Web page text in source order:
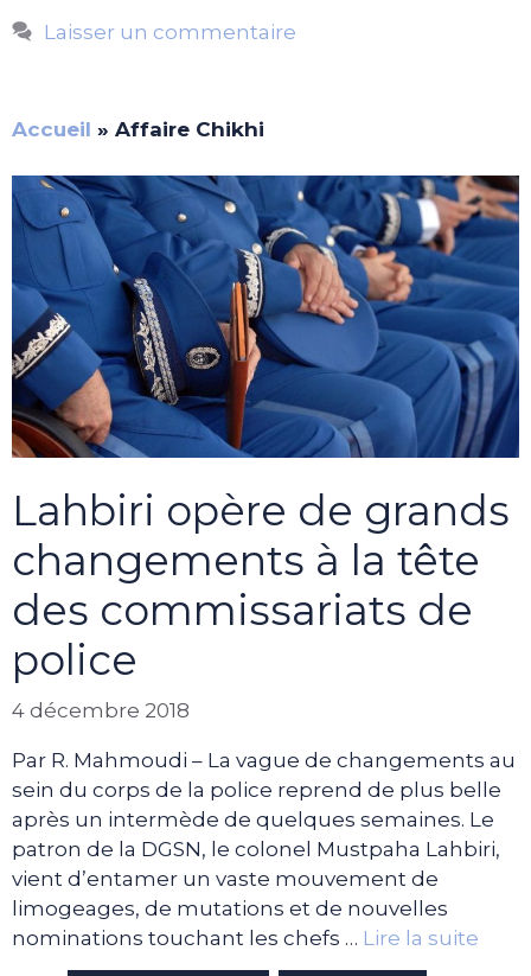
Laisser un commentaire
Accueil » Affaire Chikhi
Lahbiri opère de grands
changements à la tête
des commissariats de
police
4 décembre 2018
Par R. Mahmoudi – La vague de changements au
sein du corps de la police reprend de plus belle
après un intermède de quelques semaines. Le
patron de la DGSN, le colonel Mustpaha Lahbiri,
vient d’entamer un vaste mouvement de
limogeages, de mutations et de nouvelles
nominations touchant les chefs … Lire la suite